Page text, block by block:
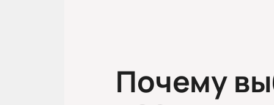
Опера проходит в историческом
акустику и комфорт для гостей.
Афиша доступна на сайте.
Продолжительность
Почему